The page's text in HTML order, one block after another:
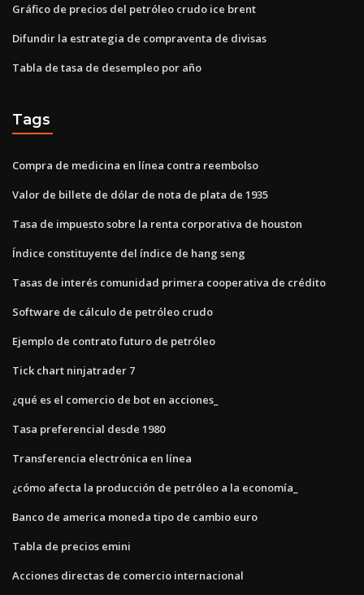
Gráfico de precios del petróleo crudo ice brent
Difundir la estrategia de compraventa de divisas
Tabla de tasa de desempleo por año
Tags
Compra de medicina en línea contra reembolso
Valor de billete de dólar de nota de plata de 1935
Tasa de impuesto sobre la renta corporativa de houston
Índice constituyente del índice de hang seng
Tasas de interés comunidad primera cooperativa de crédito
Software de cálculo de petróleo crudo
Ejemplo de contrato futuro de petróleo
Tick chart ninjatrader 7
¿qué es el comercio de bot en acciones_
Tasa preferencial desde 1980
Transferencia electrónica en línea
¿cómo afecta la producción de petróleo a la economía_
Banco de america moneda tipo de cambio euro
Tabla de precios emini
Acciones directas de comercio internacional